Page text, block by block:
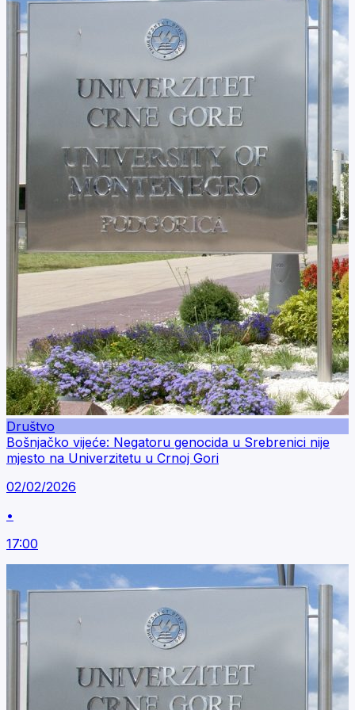
Društvo
Bošnjačko vijeće: Negatoru genocida u Srebrenici nije
mjesto na Univerzitetu u Crnoj Gori
02/02/2026
•
17:00